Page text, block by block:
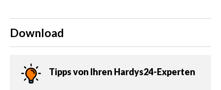
Download
Tipps von Ihren Hardys24-Experten